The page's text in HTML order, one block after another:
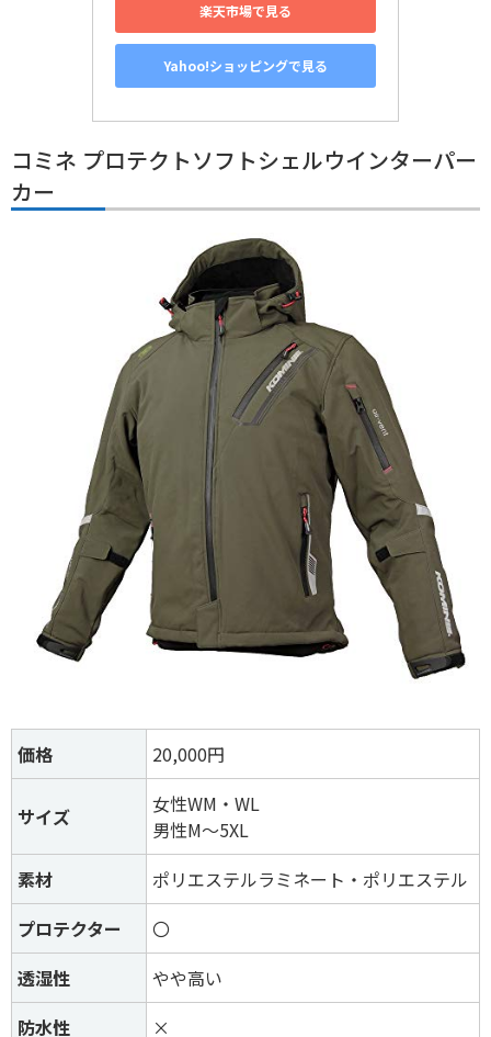
楽天市場で見る
Yahoo!ショッピングで見る
コミネ プロテクトソフトシェルウインターパー
カー
価格 20,000円
サイズ
女性WM・WL
男性M～5XL
素材
ポリエステルラミネート・ポリエステル
プロテクター
〇
透湿性
やや高い
防水性
×